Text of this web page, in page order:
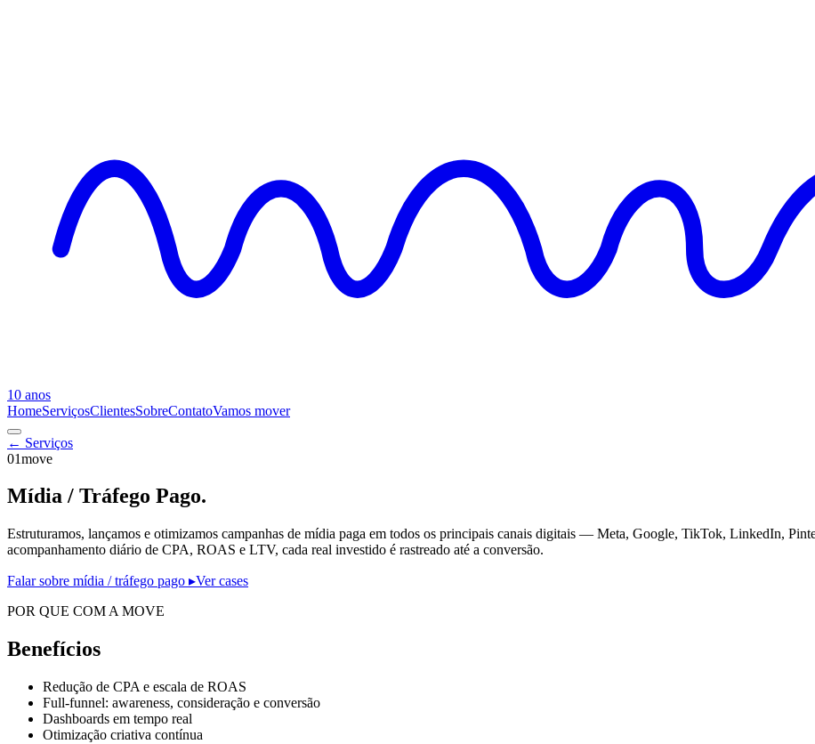
10 anos
HomeServiçosClientesSobreContatoVamos mover
← Serviços
01move
Mídia / Tráfego Pago.
Estruturamos, lançamos e otimizamos campanhas de mídia paga em todos os principais canais digitais — Meta, Google, TikTok, LinkedIn,
acompanhamento diário de CPA, ROAS e LTV, cada real investido é rastreado até a conversão.
Falar sobre mídia / tráfego pago ▸Ver cases
POR QUE COM A MOVE
Benefícios
Redução de CPA e escala de ROAS
Full-funnel: awareness, consideração e conversão
Dashboards em tempo real
Otimização criativa contínua